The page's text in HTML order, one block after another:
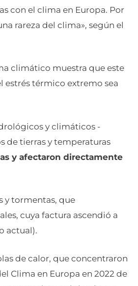
con el clima en Europa. Por
rareza del clima», según el
climático muestra que este
estrés térmico extremo sea
y climáticos -
de tierras y temperaturas
y afectaron directamente
y tormentas, que
cuya factura ascendió a
actual).
de calor, que concentraron
Clima en Europa en 2022 de